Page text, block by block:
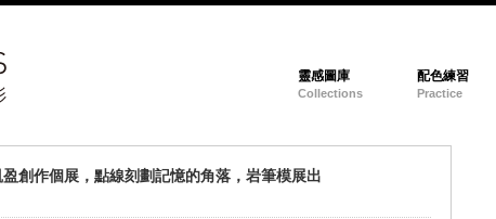
靈感圖庫
Collections
配色練習
Practice
盈創作個展，點線刻劃記憶的角落，岩筆模展出